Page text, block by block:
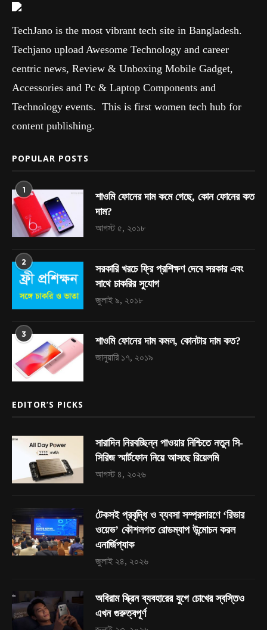
TechJano is the most vibrant tech site in Bangladesh.
Techjano upload Awesome Technology and career
centric news, Review & Unboxing Mobile Gadget,
Accessories and Pc & Laptop Components and
Technology events. This is first women tech hub for
content publishing.
POPULAR POSTS
1
শাওমি ফোনের দাম কমে গেছে, কোন ফোনের কত
দাম?
আগস্ট ৫, ২০১৮
2
সরকারি খরচে ফ্রি প্রশিক্ষণ দেবে সরকার এবং
সাথে চাকরির সুযোগ
জুলাই ৯, ২০১৮
3
শাওমি ফোনের দাম কমল, কোনটার দাম কত?
জানুয়ারি ১৭, ২০১৯
EDITOR’S PICKS
সারাদিন নিরবচ্ছিন্ন পাওয়ার নিশ্চিতে নতুন সি-
সিরিজ স্মার্টফোন নিয়ে আসছে রিয়েলমি
আগস্ট ৪, ২০২৬
টেকসই প্রবৃদ্ধি ও ব্যবসা সম্প্রসারণে ‘রিভার
ওয়েভ’ কৌশলগত রোডম্যাপ উন্মোচন করল
এনার্জিপ্যাক
জুলাই ২৪, ২০২৬
অবিরাম স্ক্রিন ব্যবহারের যুগে চোখের স্বস্তিও
এখন গুরুত্বপূর্ণ